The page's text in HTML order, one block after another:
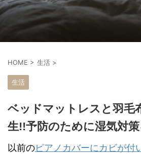
HOME > 生活 >
生活
ベッドマットレスと羽毛
生!!予防のために湿気対
以前のピアノカバーにカビが付